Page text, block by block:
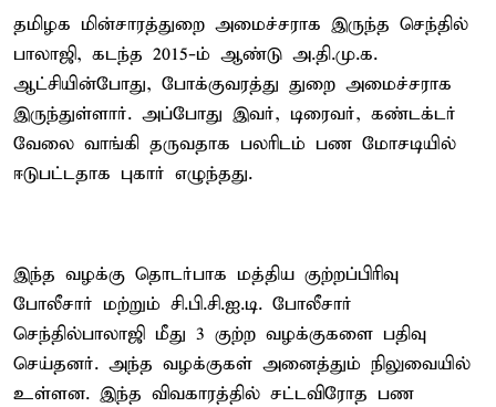
தமிழக மின்சாரத்துறை அமைச்சராக இருந்த செந்தில்
பாலாஜி, கடந்த 2015-ம் ஆண்டு அ.தி.மு.க.
ஆட்சியின்போது, போக்குவரத்து துறை அமைச்சராக
இருந்துள்ளார். அப்போது இவர், டிரைவர், கண்டக்டர்
வேலை வாங்கி தருவதாக பலரிடம் பண மோசடியில்
ஈடுபட்டதாக புகார் எழுந்தது.
இந்த வழக்கு தொடர்பாக மத்திய குற்றப்பிரிவு
போலீசார் மற்றும் சி.பி.சி.ஐ.டி. போலீசார்
செந்தில்பாலாஜி மீது 3 குற்ற வழக்குகளை பதிவு
செய்தனர். அந்த வழக்குகள் அனைத்தும் நிலுவையில்
உள்ளன. இந்த விவகாரத்தில் சட்டவிரோத பண